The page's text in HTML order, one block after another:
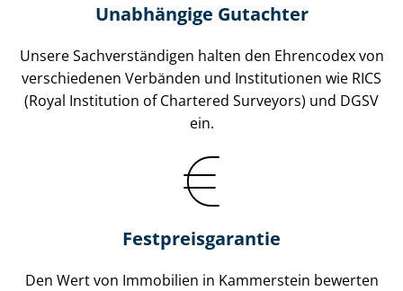
Unabhängige Gutachter
Unsere Sach­ver­stän­di­gen halten den Ehrencodex von
verschiedenen Verbänden und Institutionen wie RICS
(Royal Institution of Chartered Surveyors) und DGSV
ein.
Festpreis​garantie
Den Wert von Immobilien in Kammerstein bewerten